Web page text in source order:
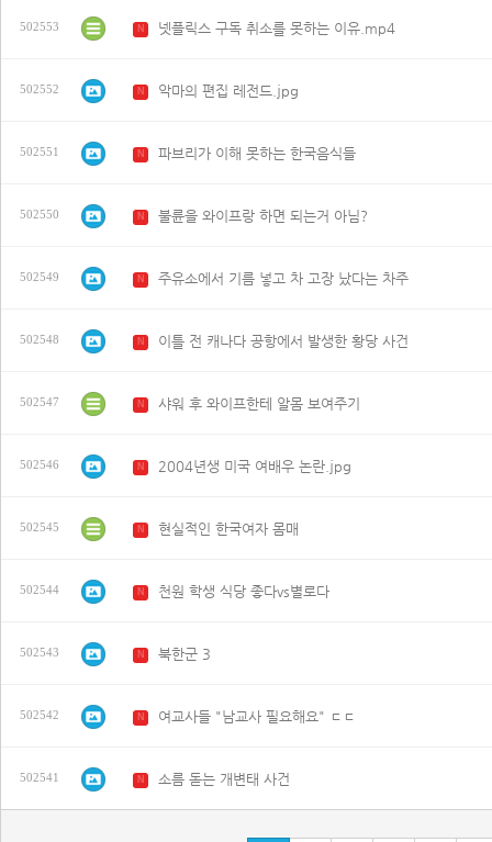
502553 N 넷플릭스 구독 취소를 못하는 이유.mp4
502552 N 악마의 편집 레전드.jpg
502551 N 파브리가 이해 못하는 한국음식들
502550 N 불륜을 와이프랑 하면 되는거 아님?
502549 N 주유소에서 기름 넣고 차 고장 났다는 차주
502548 N 이틀 전 캐나다 공항에서 발생한 황당 사건
502547 N 샤워 후 와이프한테 알몸 보여주기
502546 N 2004년생 미국 여배우 논란.jpg
502545 N 현실적인 한국여자 몸매
502544 N 천원 학생 식당 좋다vs별로다
502543 N 북한군 3
502542 N 여교사들 "남교사 필요해요" ㄷㄷ
502541 N 소름 돋는 개변태 사건